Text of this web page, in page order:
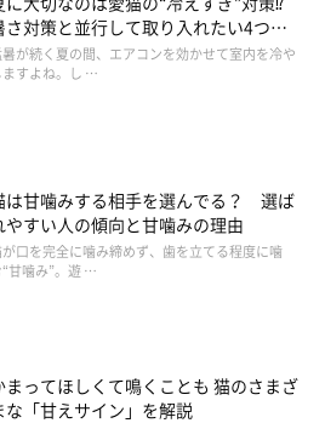
動物病院に行く」と覚えてしまいま
いな猫は、キャリーケースも嫌いに
ているコであれば、連れて行く過程で
違う飼い主さんを見て不安にな
なからず感じているはずです。
さ対策と並行して取り入れたい4つの
夫が続く夏の間、エアコンを効かせて室内を冷や
ますよね。し …
は甘噛みする相手を選んでる？ 選ば
やすい人の傾向と甘噛みの理由
口を完全に噛み締めず、歯を立てる程度に噛
“甘噛み”。遊 …
まってほしくて鳴くことも 猫のさまざ
な「甘えサイン」を解説